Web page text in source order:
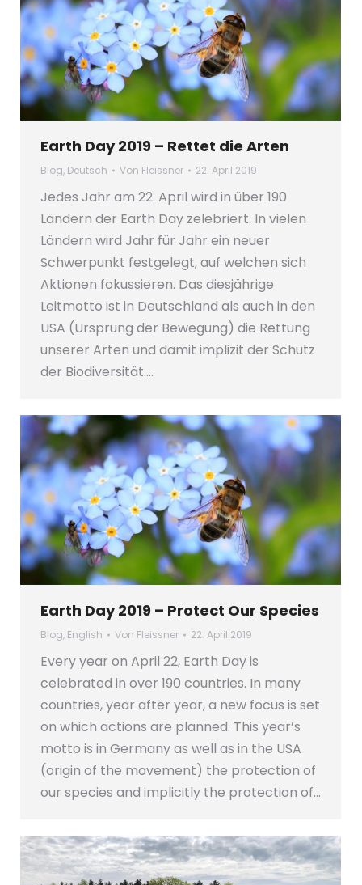
Earth Day 2019 – Rettet die Arten
Blog, Deutsch Von Fleissner 22. April 2019
Jedes Jahr am 22. April wird in über 190
Ländern der Earth Day zelebriert. In vielen
Ländern wird Jahr für Jahr ein neuer
Schwerpunkt festgelegt, auf welchen sich
Aktionen fokussieren. Das diesjährige
Leitmotto ist in Deutschland als auch in den
USA (Ursprung der Bewegung) die Rettung
unserer Arten und damit implizit der Schutz
der Biodiversität.…
Earth Day 2019 – Protect Our Species
Blog, English Von Fleissner 22. April 2019
Every year on April 22, Earth Day is
celebrated in over 190 countries. In many
countries, year after year, a new focus is set
on which actions are planned. This year’s
motto is in Germany as well as in the USA
(origin of the movement) the protection of
our species and implicitly the protection of…